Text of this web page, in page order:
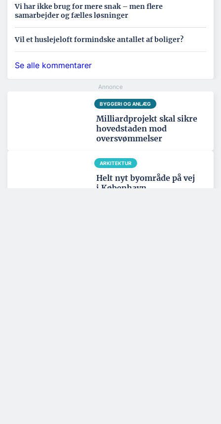
Vi har ikke brug for mere snak – men flere
samarbejder og fælles løsninger
Vil et huslejeloft formindske antallet af boliger?
Se alle kommentarer
BYGGERI OG ANLÆG
Milliardprojekt skal sikre
hovedstaden mod
oversvømmelser
ARKITEKTUR
Helt nyt byområde på vej
i København